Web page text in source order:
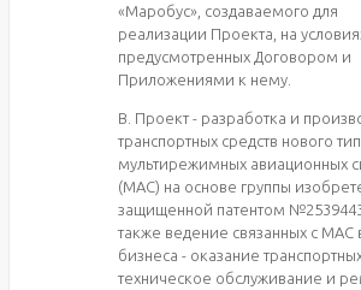
«Маробус», создаваемого для
реализации Проекта, на
предусмотренных Договором и
Приложениями к нему.
B. Проект - разработка и
транспортных средств нового
мультирежимных авиационных
(МАС) на основе группы
защищенной патентом
также ведение связанных с МАС
бизнеса - оказание транспортных
техническое обслуживание и